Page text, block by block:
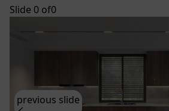
Slide 0 of0
previous slide